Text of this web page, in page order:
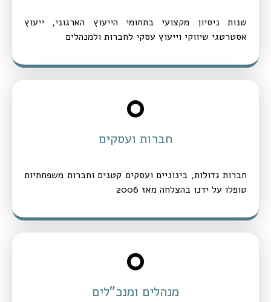
שנות ניסיון מקצועי בתחומי הייעוץ הארגוני, ייעוץ
אסטרטגי שיווקי וייעוץ עסקי לחברות ולמנהלים
חברות ועסקים
0
חברות גדולות, בינוניים ועסקים קטנים וחברות משפחתיות
טופלו על ידנו בהצלחה מאז 2006
מנהלים ומנכ"לים
0